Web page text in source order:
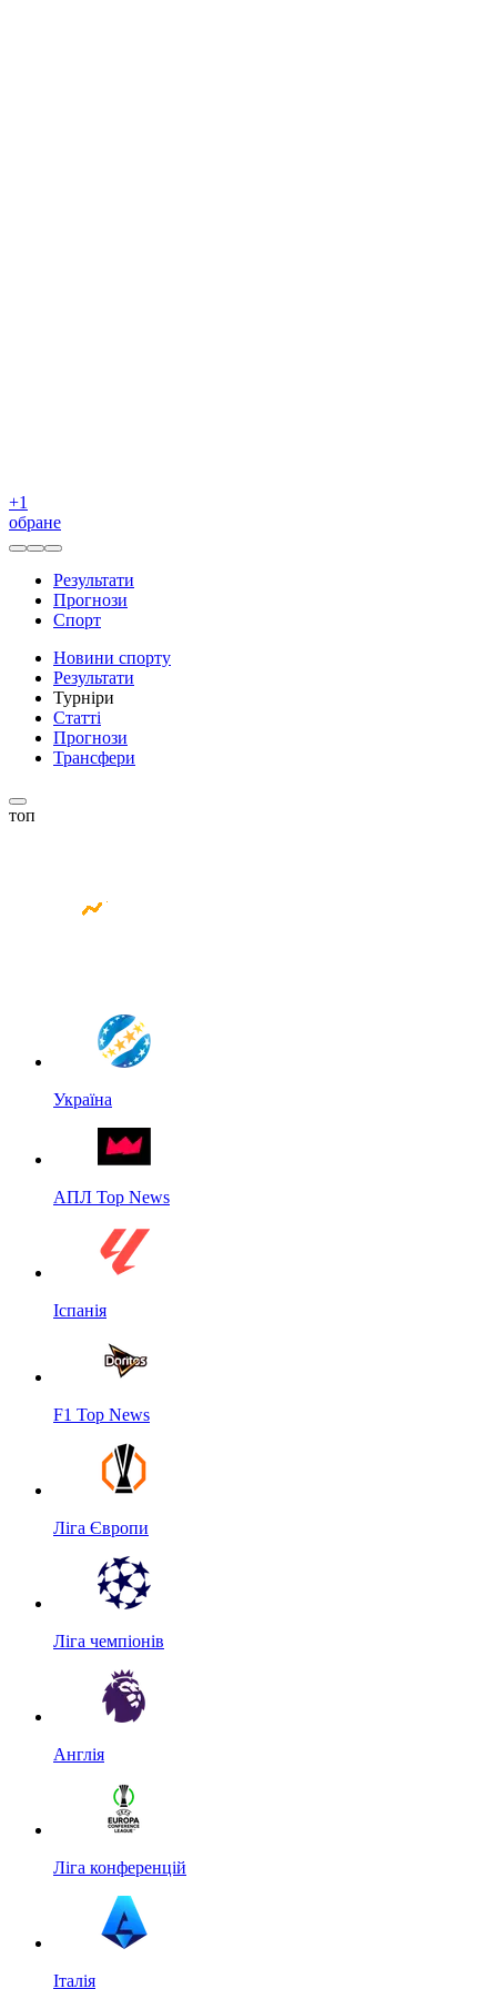
+1
обране
Результати
Прогнози
Спорт
Новини спорту
Результати
Турніри
Статті
Прогнози
Трансфери
топ
Україна
АПЛ Top News
Іспанія
F1 Top News
Ліга Європи
Ліга чемпіонів
Англія
Ліга конференцій
Італія